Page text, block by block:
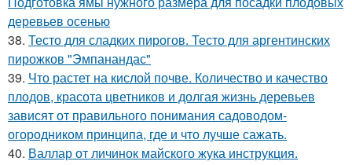
деревьев осенью
38. Тесто для сладких пирогов. Тесто для аргентинских
пирожков "Эмпанандас"
39. Что растет на кислой почве. Количество и качество
плодов, красота цветников и долгая жизнь деревьев
зависят от правильного понимания садоводом-
огородником принципа, где и что лучше сажать.
40. Валлар от личинок майского жука инструкция.